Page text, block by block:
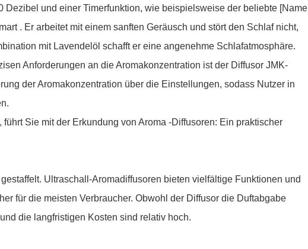
und einer Timerfunktion, wie beispielsweise der beliebte [Name
. Er arbeitet mit einem sanften Geräusch und stört den Schlaf nicht,
mit Lavendelöl schafft er eine angenehme Schlafatmosphäre.
Anforderungen an die Aromakonzentration ist der Diffusor JMK-
der Aromakonzentration über die Einstellungen, sodass Nutzer in
Ultraschall-Aromadiffusoren bieten vielfältige Funktionen und
für die meisten Verbraucher. Obwohl der Diffusor die Duftabgabe
die langfristigen Kosten sind relativ hoch.